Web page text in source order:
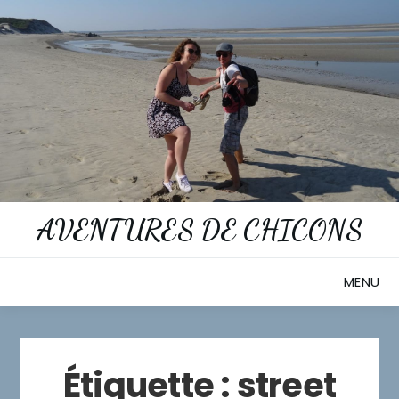
to
content
AVENTURES DE CHICONS
MENU
Étiquette :street